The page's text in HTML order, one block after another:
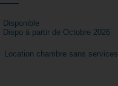
Disponible
Dispo à partir de Octobre 2026
Location chambre sans services